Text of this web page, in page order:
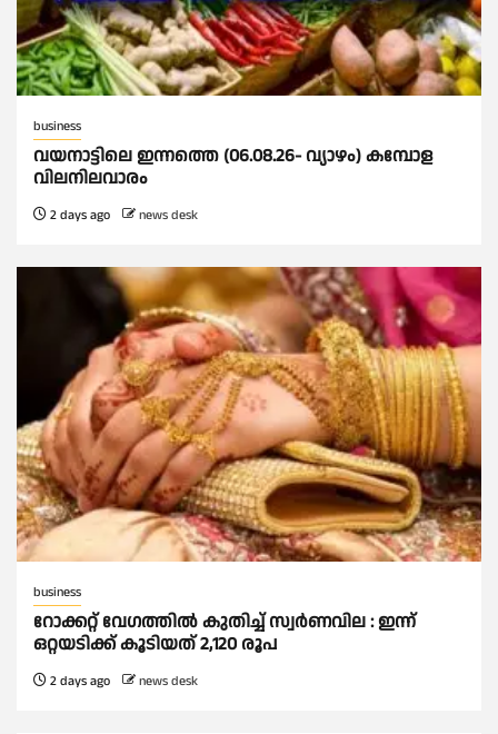
business
വയനാട്ടിലെ ഇന്നത്തെ (06.08.26- വ്യാഴം) കമ്പോള
വിലനിലവാരം
2 days ago news desk
business
റോക്കറ്റ് വേഗത്തില്‍ കുതിച്ച് സ്വര്‍ണവില : ഇന്ന്
ഒറ്റയടിക്ക് കൂടിയത് 2,120 രൂപ
2 days ago news desk